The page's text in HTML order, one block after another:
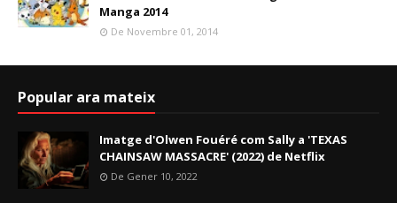
Manga 2014
De Novembre 01, 2014
Popular ara mateix
Imatge d'Olwen Fouéré com Sally a 'TEXAS
CHAINSAW MASSACRE' (2022) de Netflix
De Gener 10, 2022